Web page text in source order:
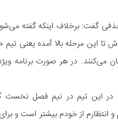
گفت: برخلاف اینکه گفته می‌شود
این مرحله بالا آمده یعنی تیم
می‌کنند. در هر صورت
در این تیم در نیم فصل
انتظارم از خودم بیشتر است و